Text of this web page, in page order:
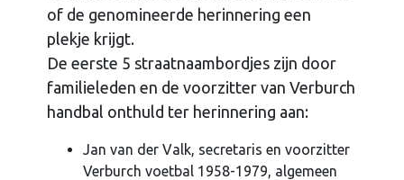
of de genomineerde herinnering een
plekje krijgt.
De eerste 5 straatnaambordjes zijn door
familieleden en de voorzitter van Verburch
handbal onthuld ter herinnering aan:
Jan van der Valk, secretaris en voorzitter
Verburch voetbal 1958-1979, algemeen